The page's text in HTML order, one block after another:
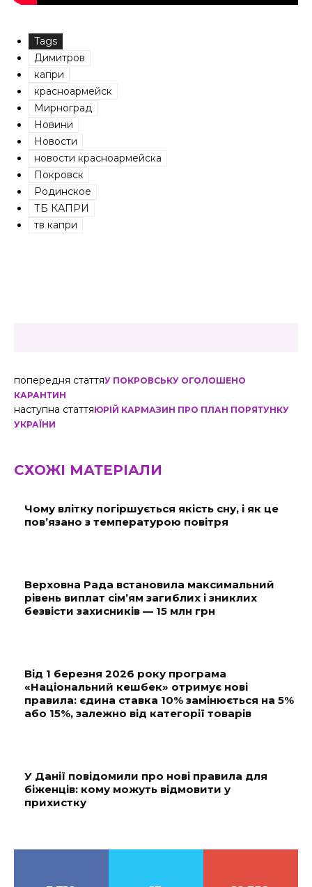
Tags
Димитров
капри
красноармейск
Мирноград
Новини
Новости
новости красноармейска
Покровск
Родинское
ТБ КАПРИ
тв капри
попередня статтяУ ПОКРОВСЬКУ ОГОЛОШЕНО
КАРАНТИН
наступна статтяЮРІЙ КАРМАЗИН ПРО ПЛАН ПОРЯТУНКУ
УКРАЇНИ
СХОЖІ МАТЕРІАЛИ
Чому влітку погіршується якість сну, і як це
пов’язано з температурою повітря
Верховна Рада встановила максимальний
рівень виплат сім’ям загиблих і зниклих
безвісти захисників — 15 млн грн
Від 1 березня 2026 року програма
«Національний кешбек» отримує нові
правила: єдина ставка 10% замінюється на 5%
або 15%, залежно від категорії товарів
У Данії повідомили про нові правила для
біженців: кому можуть відмовити у
прихистку